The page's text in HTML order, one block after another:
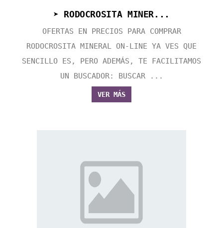
➤ RODOCROSITA MINER...
OFERTAS EN PRECIOS PARA COMPRAR
RODOCROSITA MINERAL ON-LINE YA VES QUE
SENCILLO ES, PERO ADEMÁS, TE FACILITAMOS
UN BUSCADOR: BUSCAR ...
VER MÁS